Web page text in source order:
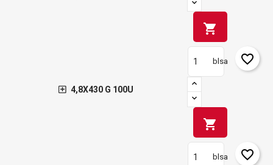
shopping_cart
4,8X430 G 100U
blsa
shopping_cart
favorite_border
blsa favorite_border